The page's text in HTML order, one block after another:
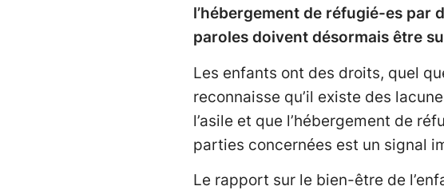
l’hébergement de réfugié-es par
paroles doivent désormais être
Les enfants ont des droits, quel
reconnaisse qu’il existe des
l’asile et que l’hébergement de
parties concernées est un signal
Le rapport sur le bien-être de